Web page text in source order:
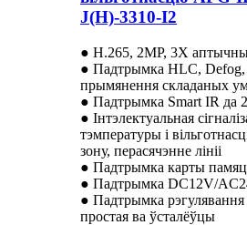
J(H)-3310-I2
● H.265, 2MP, 3X
● Падтрымка HLC,
прымянення складаных
● Падтрымка Smart IR да
● Інтэлектуальная
тэмпературы і
зону, перасячэнне лініі
● Падтрымка карты
● Падтрымка DC12V/
● Падтрымка рэгулявання
простая ва ўсталёўцы